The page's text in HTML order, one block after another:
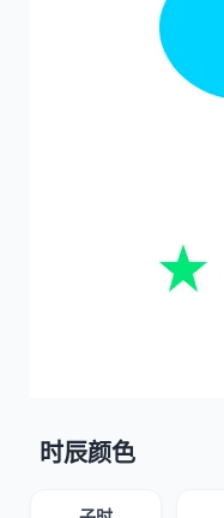
时辰颜色